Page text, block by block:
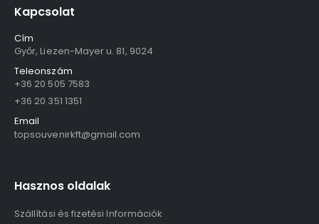
Kapcsolat
Cím
Győr, Liezen-Mayer u. 81, 9024
Teleonszám
+36 20 505 7583
+36 20 351 1351
Email
topsouvenirkft@gmail.com
Hasznos oldalak
Szállítási és fizetési Információk